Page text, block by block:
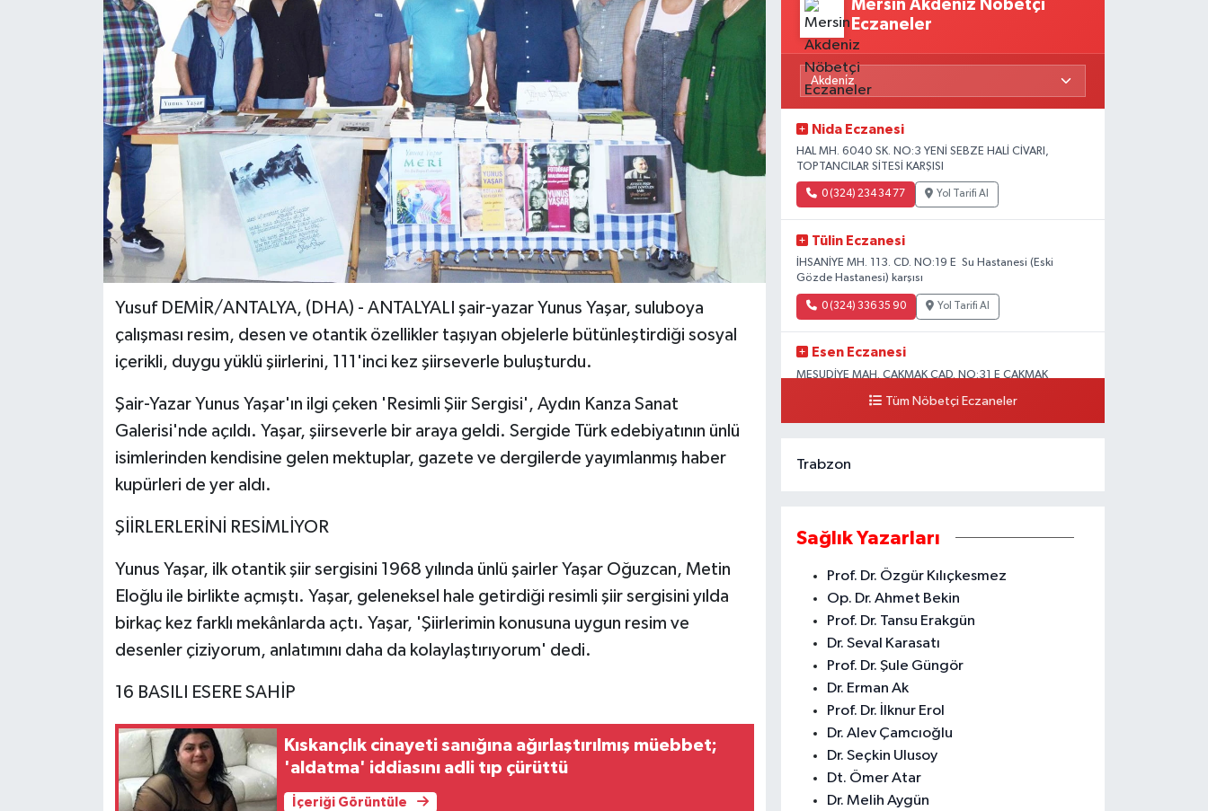
Yusuf DEMİR/ANTALYA, (DHA) - ANTALYALI şair-yazar Yunus Yaşar, suluboya
çalışması resim, desen ve otantik özellikler taşıyan objelerle bütünleştirdiği sosyal
içerikli, duygu yüklü şiirlerini, 111'inci kez şiirseverle buluşturdu.
Şair-Yazar Yunus Yaşar'ın ilgi çeken 'Resimli Şiir Sergisi', Aydın Kanza Sanat
Galerisi'nde açıldı. Yaşar, şiirseverle bir araya geldi. Sergide Türk edebiyatının ünlü
isimlerinden kendisine gelen mektuplar, gazete ve dergilerde yayımlanmış haber
kupürleri de yer aldı.
ŞİİRLERLERİNİ RESİMLİYOR
Yunus Yaşar, ilk otantik şiir sergisini 1968 yılında ünlü şairler Yaşar Oğuzcan, Metin
Eloğlu ile birlikte açmıştı. Yaşar, geleneksel hale getirdiği resimli şiir sergisini yılda
birkaç kez farklı mekânlarda açtı. Yaşar, 'Şiirlerimin konusuna uygun resim ve
desenler çiziyorum, anlatımını daha da kolaylaştırıyorum' dedi.
16 BASILI ESERE SAHİP
Kıskançlık cinayeti sanığına ağırlaştırılmış müebbet;
'aldatma' iddiasını adli tıp çürüttü
İçeriği Görüntüle
Mersin Akdeniz Nöbetçi
Eczaneler
Nida Eczanesi
HAL MH. 6040 SK. NO:3 YENİ SEBZE HALİ CİVARI,
TOPTANCILAR SİTESİ KARŞISI
0 (324) 234 34 77 Yol Tarifi Al
Tülin Eczanesi
İHSANİYE MH. 113. CD. NO:19 E Su Hastanesi (Eski
Gözde Hastanesi) karşısı
0 (324) 336 35 90 Yol Tarifi Al
Esen Eczanesi
MESUDİYE MAH. ÇAKMAK CAD. NO:31 E ÇAKMAK
Tüm Nöbetçi Eczaneler
Trabzon
Sağlık Yazarları
Prof. Dr. Özgür Kılıçkesmez
Op. Dr. Ahmet Bekin
Prof. Dr. Tansu Erakgün
Dr. Seval Karasatı
Prof. Dr. Şule Güngör
Dr. Erman Ak
Prof. Dr. İlknur Erol
Dr. Alev Çamcıoğlu
Dr. Seçkin Ulusoy
Dt. Ömer Atar
Dr. Melih Aygün